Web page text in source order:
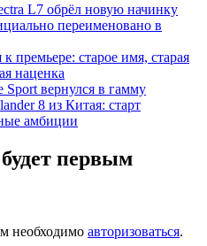
L7 обрёл новую начинку
переименовано в
премьере: старое имя, старая
наценка
Sport вернулся в гамму
8 из Китая: старт
амбиции
первым
необходимо авторизоваться.